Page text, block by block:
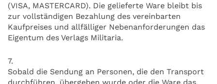
(VISA, MASTERCARD). Die gelieferte Ware bleibt bis
zur vollständigen Bezahlung des vereinbarten
Kaufpreises und allfälliger Nebenanforderungen das
Eigentum des Verlags Militaria.
7.
Sobald die Sendung an Personen, die den Transport
durchführen, übergeben wurde oder die Ware das